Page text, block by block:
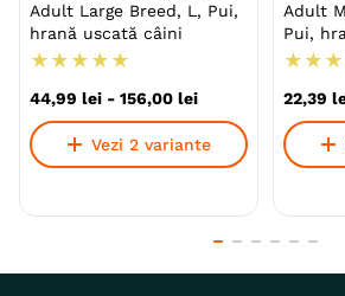
Adult Large Breed, L, Pui,
hrană uscată câini
★ ★ ★ ★ ★
44,99 lei - 156,00 lei
Vezi 2 variante
Adult
Pui,
★ ★ ★
22,39